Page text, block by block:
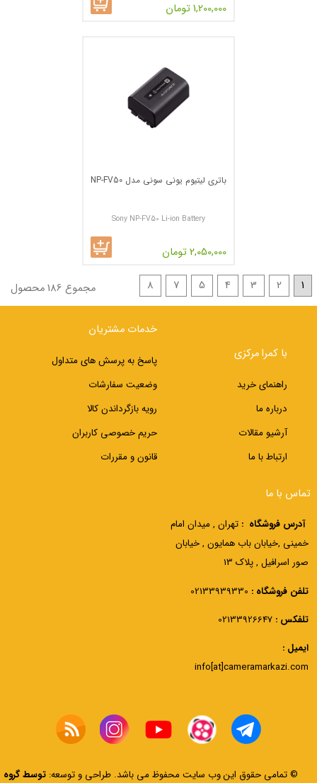
1,200,000 تومان
باتری لیتیوم یونی سونی مدل NP-FV50
Sony NP-FV50 Li-ion Battery
2,050,000 تومان
1
2
3
4
5
7
8 مجموع 186 محصول
با کمرا مرکزی
راهنمای خرید
درباره ما
آرشیو مقالات
ارتباط با ما
خدمات مشتریان
پاسخ به پرسش های متداول
وضعیت سفارشات
رویه بازگرداندن کالا
حریم خصوصی کاربران
قانون و مقررات
تماس با ما
آدرس فروشگاه : تهران , میدان امام
خمینی ,خیابان باب همایون , خیابان
صور اسرافیل , پلاک 13
تلفن فروشگاه :
تلفکس : 02133926647
ایمیل :
info[at]cameramarkazi.com
© تمامی حقوق این وب سایت محفوظ می باشد.طراحی و توسعه:توسط گروه